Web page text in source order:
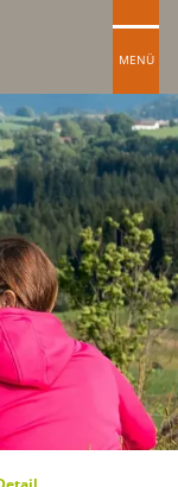
MENÜ